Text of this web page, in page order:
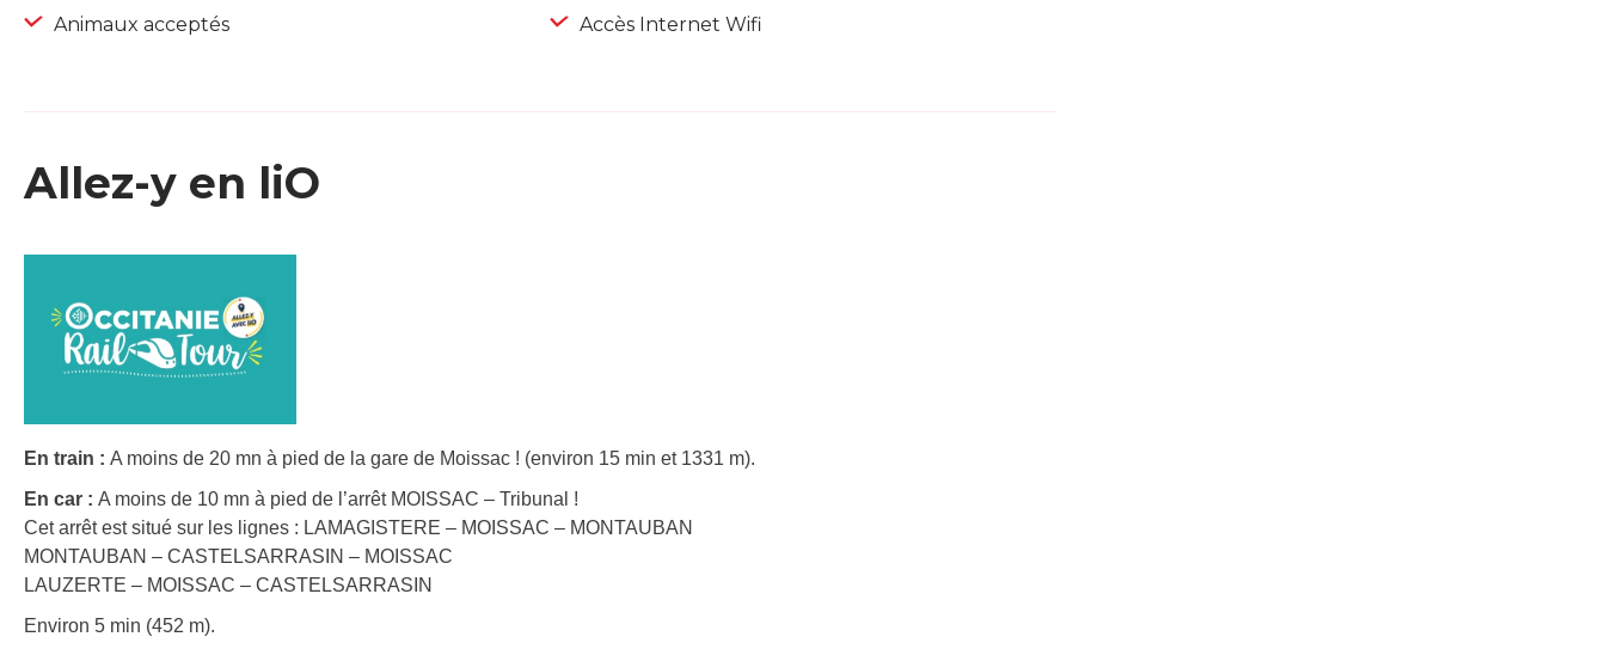
Animaux acceptés Accès Internet Wifi
Allez-y en liO
En train : A moins de 20 mn à pied de la gare de Moissac ! (environ 15 min et 1331 m).
En car : A moins de 10 mn à pied de l’arrêt MOISSAC – Tribunal !
Cet arrêt est situé sur les lignes : LAMAGISTERE – MOISSAC – MONTAUBAN
MONTAUBAN – CASTELSARRASIN – MOISSAC
LAUZERTE – MOISSAC – CASTELSARRASIN
Environ 5 min (452 m).